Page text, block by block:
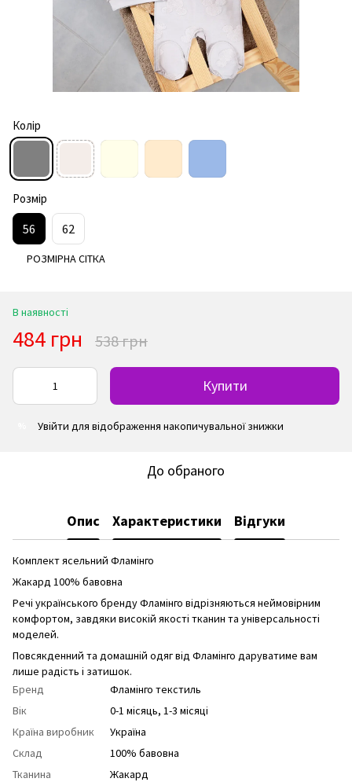
Колір
Розмір
56 62
РОЗМІРНА СІТКА
В наявності
484 грн 538 грн
Купити
Увійти для відображення накопичувальної знижки
До обраного
Опис Характеристики Відгуки
Комплект ясельний Фламінго
Жакард 100% бавовна
Речі українського бренду Фламінго відрізняються неймовірним
комфортом, завдяки високій якості тканин та універсальності
моделей.
Повсякденний та домашній одяг від Фламінго даруватиме вам
лише радість і затишок.
Бренд
Фламінго текстиль
Вік
0-1 місяць, 1-3 місяці
Країна виробник
Україна
Склад
100% бавовна
Тканина
Жакард